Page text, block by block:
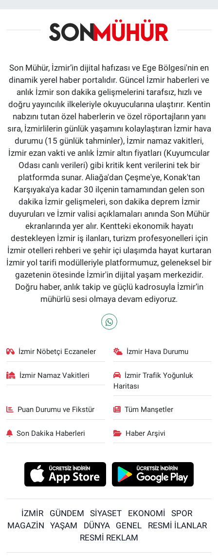
Son Mühür, İzmir’in dijital hafızası ve Ege Bölgesi'nin en
dinamik yerel haber portalıdır. Güncel İzmir haberleri ve
anlık İzmir son dakika gelişmelerini tarafsız, hızlı ve
doğru yayıncılık ilkeleriyle okuyucularına ulaştırır. Kentin
nabzını tutan özel haberlerin ve özel röportajların yanı
sıra, İzmirlilerin günlük yaşamını kolaylaştıran İzmir hava
durumu (15 günlük tahminler), İzmir namaz vakitleri,
İzmir ezan vakti ve anlık İzmir altın fiyatları (Kuyumcular
Odası canlı verileri) gibi kritik kent verilerini tek bir
platformda sunar. Aliağa'dan Çeşme'ye, Konak'tan
Karşıyaka'ya kadar 30 ilçenin tamamından gelen son
dakika İzmir gelişmeleri, son dakika deprem İzmir
duyuruları ve İzmir valisi açıklamaları anında Son Mühür
ekranlarında yer alır. Kentteki ekonomik hayatı
destekleyen İzmir iş ilanları, turizm profesyonelleri için
İzmir otelleri rehberi ve şehir içi ulaşımda hayat kurtaran
İzmir yol tarifi modülleriyle platformumuz, geleneksel bir
gazetenin ötesinde İzmir'in dijital yaşam merkezidir.
Doğru haber, anlık takip ve güçlü kadrosuyla İzmir’in
mühürlü sesi olmaya devam ediyoruz.
İzmir Nöbetçi Eczaneler İzmir Hava Durumu
İzmir Namaz Vakitleri
İzmir Trafik Yoğunluk
Haritası
Puan Durumu ve Fikstür Tüm Manşetler
Son Dakika Haberleri Haber Arşivi
İZMİR GÜNDEM SİYASET EKONOMİ
SPOR
MAGAZİN
YAŞAM DÜNYA GENEL
RESMİ İLANLAR
RESMİ REKLAM